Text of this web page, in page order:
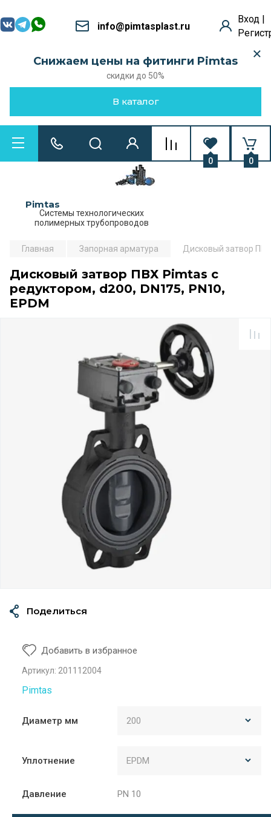
info@pimtasplast.ru
Вход |
Снижаем цены на фитинги Pimtas
скидки до 50%
В каталог
Pimtas
Системы технологических
полимерных трубопроводов
0 0
Главная Запорная арматура Дисковый затвор ПВХ
Дисковый затвор ПВХ Pimtas с
редуктором, d200, DN175, PN10,
EPDM
Добавить в избранное
Артикул: 201112004
Pimtas
Диаметр мм
Уплотнение
Давление PN 10
Поделиться